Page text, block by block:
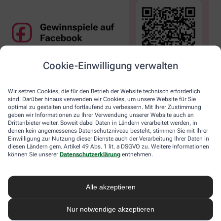
Cookie-Einwilligung verwalten
Wir setzen Cookies, die für den Betrieb der Website technisch erforderlich
sind. Darüber hinaus verwenden wir Cookies, um unsere Website für Sie
optimal zu gestalten und fortlaufend zu verbessern. Mit Ihrer Zustimmung
geben wir Informationen zu Ihrer Verwendung unserer Website auch an
Drittanbieter weiter. Soweit dabei Daten in Ländern verarbeitet werden, in
denen kein angemessenes Datenschutzniveau besteht, stimmen Sie mit Ihrer
Einwilligung zur Nutzung dieser Dienste auch der Verarbeitung Ihrer Daten in
diesen Ländern gem. Artikel 49 Abs. 1 lit. a DSGVO zu. Weitere Informationen
können Sie unserer Datenschutzerklärung entnehmen.
Alle akzeptieren
Nur notwendige akzeptieren